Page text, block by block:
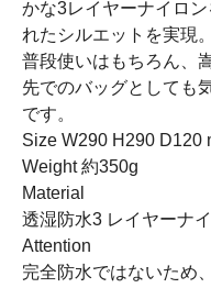
かな3レイヤーナイロ
れたシルエットを実現。
普段使いはもちろん、
先でのバッグとしても
です。
Size W290 H290 D120
Weight 約350g
Material
透湿防水3 レイヤーナ
Attention
完全防水ではないため